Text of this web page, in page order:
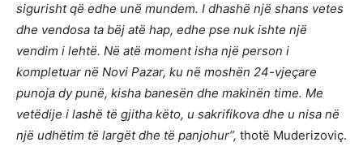
sigurisht që edhe unë mundem. I dhashë një shans vetes
dhe vendosa ta bëj atë hap, edhe pse nuk ishte një
vendim i lehtë. Në atë moment isha një person i
kompletuar në Novi Pazar, ku në moshën 24-vjeçare
punoja dy punë, kisha banesën dhe makinën time. Me
vetëdije i lashë të gjitha këto, u sakrifikova dhe u nisa në
një udhëtim të largët dhe të panjohur”, thotë Muderizoviç.